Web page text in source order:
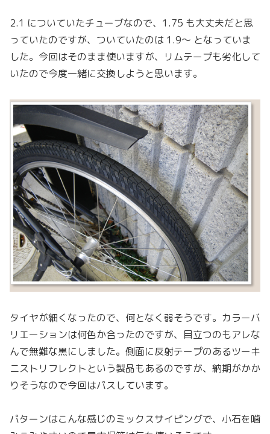
2.1 についていたチューブなので、1.75 も大丈夫だと思
っていたのですが、ついていたのは 1.9〜 となっていま
した。今回はそのまま使いますが、リムテープも劣化して
いたので今度一緒に交換しようと思います。
タイヤが細くなったので、何となく弱そうです。カラーバ
リエーションは何色か合ったのですが、目立つのもアレな
んで無難な黒にしました。側面に反射テープのあるツーキ
ニストリフレクトという製品もあるのですが、納期がかか
りそうなので今回はパスしています。
パターンはこんな感じのミックスサイピングで、小石を噛